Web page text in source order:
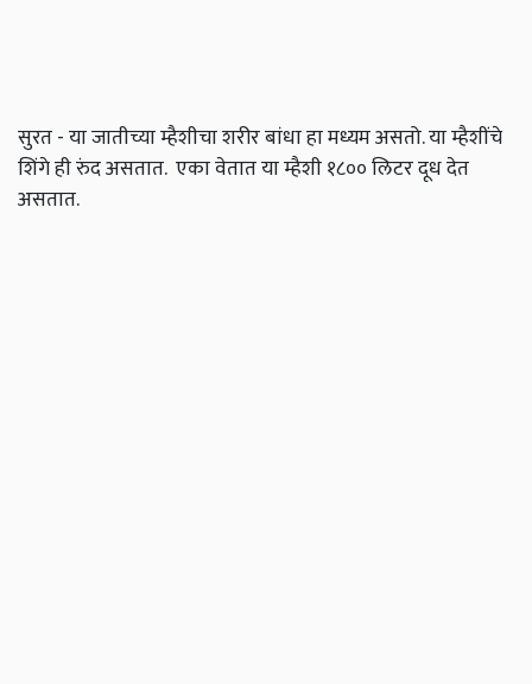
सुरत - या जातीच्या म्हैशीचा शरीर बांधा हा मध्यम असतो. या म्हैशींचे
शिंगे ही रुंद असतात. एका वेतात या म्हैशी १८०० लिटर दूध देत
असतात.